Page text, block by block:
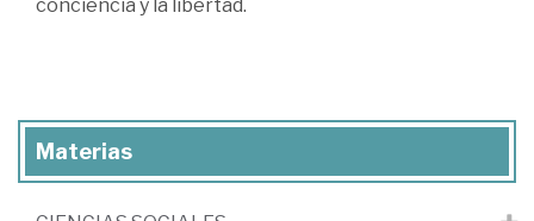
conciencia y la libertad.
Materias